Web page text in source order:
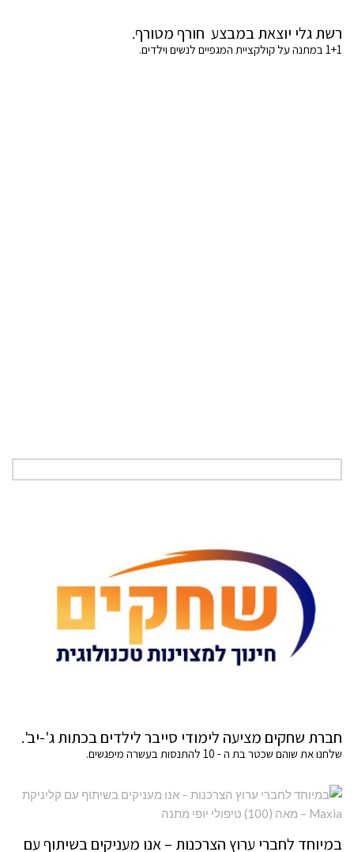
רשת גלי יוצאת במבצע חורף מטורף.
1+1 במתנה על קולקציית המגפיים לנשים וילדים.
חברת שחקים מציעה לימודי סייבר לילדים בכתות ג'-יב'.
שלחנו את שוהם שכטר בת ה - 10 להתנסות בעשרה מיפגשים.
במיוחד לחברי ערוץ הצרכנות – אנו מעניקים בשיתוף עם